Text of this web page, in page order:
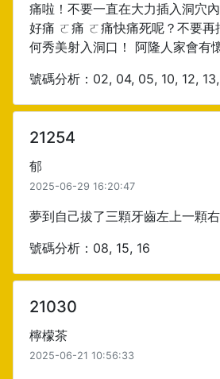
痛啦！不要一直在大力插入洞穴
好痛 ㄛ痛 ㄛ痛快痛死呢？不要再
何秀美射入洞口！ 阿隆人家會有
號碼分析：02, 04, 05, 10, 12,
21254
郁
2025-06-29 16:20:47
夢到自己拔了三顆牙齒左上一顆
號碼分析：08, 15, 16
21030
檸檬茶
2025-06-21 10:56:33